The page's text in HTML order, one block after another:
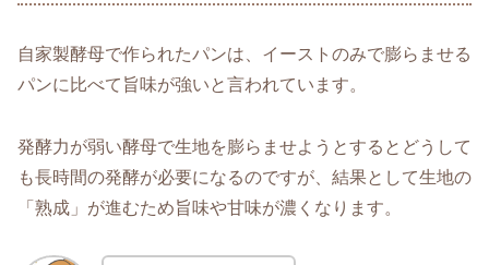
自家製酵母で作られたパンは、イーストのみで膨らませる
パンに比べて旨味が強いと言われています。
発酵力が弱い酵母で生地を膨らませようとするとどうして
も長時間の発酵が必要になるのですが、結果として生地の
「熟成」が進むため旨味や甘味が濃くなります。